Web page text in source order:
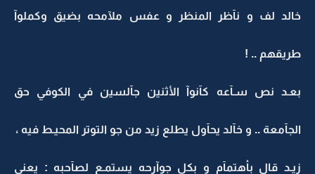
خالد لف و نآظر المنظر و عفس ملآمحه بضيق وكملوآ
طريقهم .. !
بعـد نص سـآعه كآنوآ الأثنين جآلسين في الكوفي حق
الجآمعة .. و خآلد يحآول يطلع زيد من جو التوتر المحيـط فيه ،
زيـد قال بأهتمآم و بكل جوآرحه يستمـع لصآحبه : يعني